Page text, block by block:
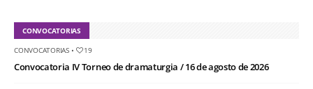
CONVOCATORIAS
CONVOCATORIAS• 19
Convocatoria IV Torneo de dramaturgia / 16 de agosto de 2026